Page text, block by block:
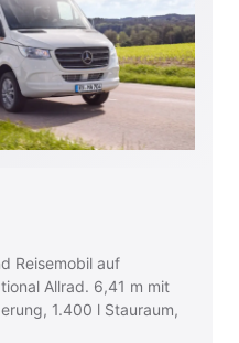
Reisemobil auf
Allrad. 6,41 m mit
1.400 l Stauraum,